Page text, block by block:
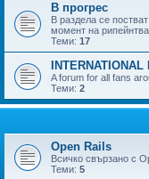
В прогрес
В раздела се
момент на
Теми: 17
INTERNATIONAL
A forum for all fans
Теми: 2
Open Rails
Всичко свързано с
Теми: 5